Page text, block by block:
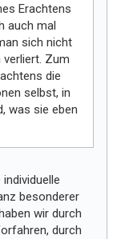
Erachtens
auch mal
sich nicht
verliert. Zum
die
selbst, in
was sie eben
besonderer
wir durch
durch